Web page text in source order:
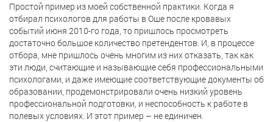
Простой пример из моей собственной практики. Когда я
отбирал психологов для работы в Оше после кровавых
событий июня 2010-го года, то пришлось просмотреть
достаточно большое количество претендентов. И, в процессе
отбора, мне пришлось очень многим из них отказать, так как
эти люди, считающие и называющие себя профессиональными
психологами, и даже имеющие соответствующие документы об
образовании, продемонстрировали очень низкий уровень
профессиональной подготовки, и неспособность к работе в
полевых условиях. И этот пример – не единичен.